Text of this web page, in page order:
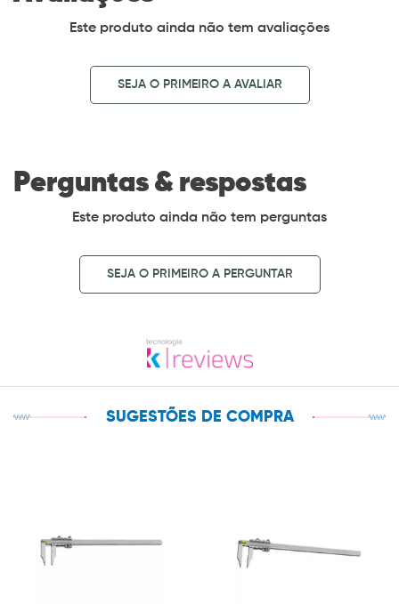
Este produto ainda não tem avaliações
SEJA O PRIMEIRO A AVALIAR
Perguntas & respostas
Este produto ainda não tem perguntas
SEJA O PRIMEIRO A PERGUNTAR
SUGESTÕES DE COMPRA